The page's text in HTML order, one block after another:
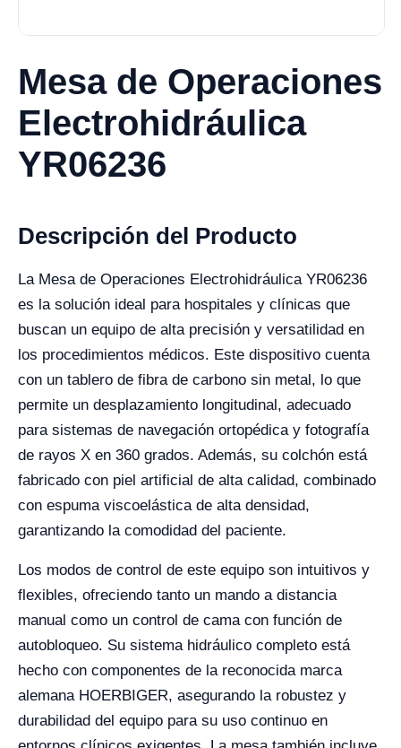
Mesa de Operaciones
Electrohidráulica
YR06236
Descripción del Producto
La Mesa de Operaciones Electrohidráulica YR06236
es la solución ideal para hospitales y clínicas que
buscan un equipo de alta precisión y versatilidad en
los procedimientos médicos. Este dispositivo cuenta
con un tablero de fibra de carbono sin metal, lo que
permite un desplazamiento longitudinal, adecuado
para sistemas de navegación ortopédica y fotografía
de rayos X en 360 grados. Además, su colchón está
fabricado con piel artificial de alta calidad, combinado
con espuma viscoelástica de alta densidad,
garantizando la comodidad del paciente.
Los modos de control de este equipo son intuitivos y
flexibles, ofreciendo tanto un mando a distancia
manual como un control de cama con función de
autobloqueo. Su sistema hidráulico completo está
hecho con componentes de la reconocida marca
alemana HOERBIGER, asegurando la robustez y
durabilidad del equipo para su uso continuo en